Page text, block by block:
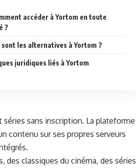
accéder à Yortom en toute
?
sont les alternatives à Yortom ?
juridiques liés à Yortom
sans inscription. La plateforme
contenu sur ses propres serveurs
des classiques du cinéma, des séries